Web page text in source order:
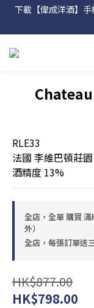
網店
下載【偉成洋酒】
網店
RLE33
法國 李維巴頓莊
酒精度 13%
全店，全單 購買
外）
全店，每張訂單送
HK$877.00
HK$798.00